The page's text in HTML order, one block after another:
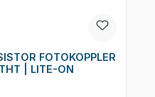
FOTOKOPPLER
| LITE-ON